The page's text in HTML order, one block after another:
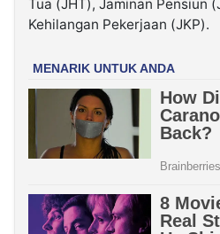
Tua (JHT), Jaminan Pensiun
Kehilangan Pekerjaan (JKP).